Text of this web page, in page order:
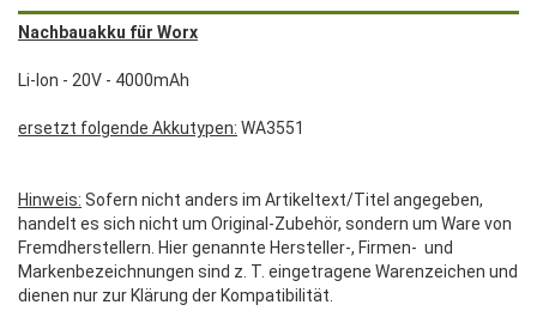
Nachbauakku für Worx
Li-Ion - 20V - 4000mAh
ersetzt folgende Akkutypen: WA3551
Hinweis: Sofern nicht anders im Artikeltext/Titel angegeben,
handelt es sich nicht um Original-Zubehör, sondern um Ware von
Fremdherstellern. Hier genannte Hersteller-, Firmen- und
Markenbezeichnungen sind z. T. eingetragene Warenzeichen und
dienen nur zur Klärung der Kompatibilität.